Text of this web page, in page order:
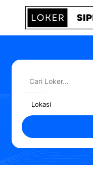
Langsung